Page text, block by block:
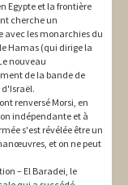
Egypte et la frontière
cherche un
avec les monarchies du
Hamas (qui dirige la
nouveau
de la bande de
renversé Morsi, en
indépendante et à
s'est révélée être un
et on ne peut
– El Baradei, le